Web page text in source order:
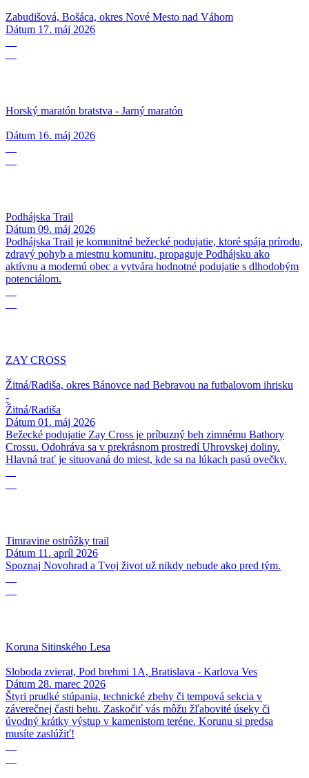
Zabudišová, Bošáca, okres Nové Mesto nad Váhom
Dátum 17. máj 2026
Horský maratón bratstva - Jarný maratón
Dátum 16. máj 2026
Podhájska Trail
Dátum 09. máj 2026
Podhájska Trail je komunitné bežecké podujatie, ktoré spája prírodu,
zdravý pohyb a miestnu komunitu, propaguje Podhájsku ako
aktívnu a modernú obec a vytvára hodnotné podujatie s dlhodobým
potenciálom.
ZAY CROSS
Žitná/Radiša, okres Bánovce nad Bebravou na futbalovom ihrisku
-
Žitná/Radiša
Dátum 01. máj 2026
Bežecké podujatie Zay Cross je príbuzný beh zimnému Bathory
Crossu. Odohráva sa v prekrásnom prostredí Uhrovskej doliny.
Hlavná trať je situovaná do miest, kde sa na lúkach pasú ovečky.
Timravine ostrôžky trail
Dátum 11. apríl 2026
Spoznaj Novohrad a Tvoj život už nikdy nebude ako pred tým.
Koruna Sitinského Lesa
Sloboda zvierat, Pod brehmi 1A, Bratislava - Karlova Ves
Dátum 28. marec 2026
Štyri prudké stúpania, technické zbehy či tempová sekcia v
záverečnej časti behu. Zaskočiť vás môžu žľabovité úseky či
úvodný krátky výstup v kamenistom teréne. Korunu si predsa
musíte zaslúžiť!